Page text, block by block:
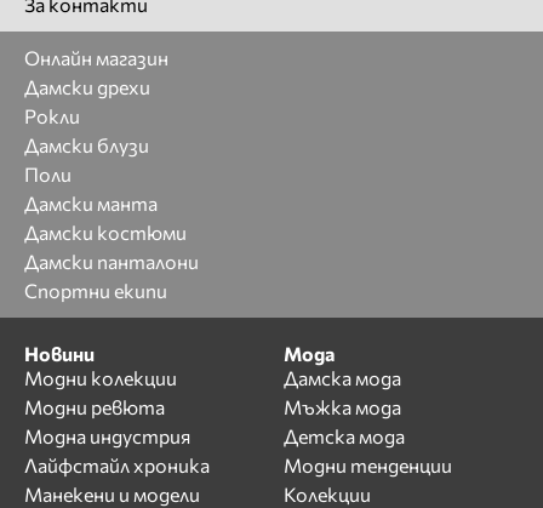
Онлайн магазин
Дамски дрехи
Рокли
Дамски блузи
Поли
Дамски манта
Дамски костюми
Дамски панталони
Спортни екипи
Новини
Модни колекции
Модни ревюта
Модна индустрия
Лайфстайл хроника
Манекени и модели
Мода
Дамска мода
Мъжка мода
Детска мода
Модни тенденции
Колекции